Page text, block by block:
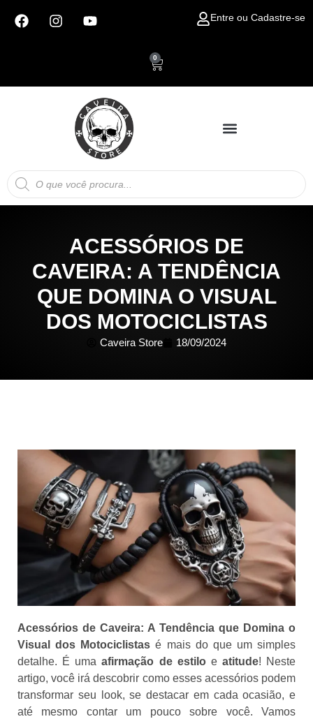
para
F
a
o
I
n
g
Y
o
b
e
Entre ou Cadastre-se
0
Carrinho
Pesquisar
produtos
ACESSÓRIOS DE
CAVEIRA: A TENDÊNCIA
QUE DOMINA O VISUAL
DOS MOTOCICLISTAS
Caveira Store 18/09/2024
Acessórios de Caveira: A Tendência que Domina o
Visual dos Motociclistas é mais do que um simples
detalhe. É umaafirmação de estiloe atitude! Neste
artigo, você irá descobrir como esses acessórios podem
transformar seu look, se destacar em cada ocasião, e
até mesmo contar um pouco sobre você. Vamos